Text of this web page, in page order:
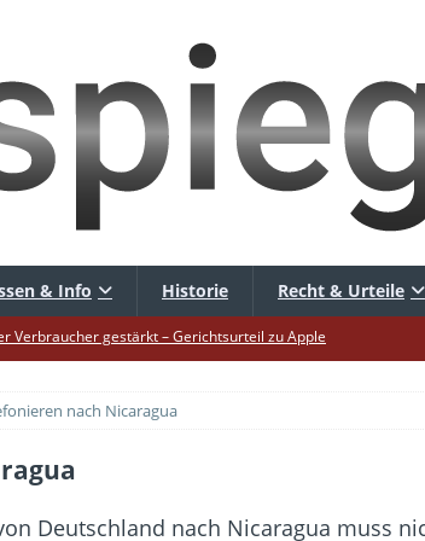
& Info Historie Recht & Urteile
Verbraucher gestärkt – Gerichtsurteil zu Apple
auf die Mütze – Unklare Unlimited-Klauseln sind unzulässig
startet – Diese neuen Regeln gelten ab morgen
nach Nicaragua
Deutschland nach Nicaragua muss